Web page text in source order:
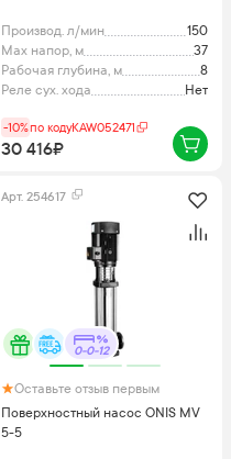
Производ. л/мин
150
Max напор, м
37
Рабочая глубина, м
8
Реле сух. хода
Нет
-10%по кодуKAW052471
30 416₽
Арт. 254617
0-0-12
Оставьте отзыв первым
Поверхностный насос ONIS MV
5-5